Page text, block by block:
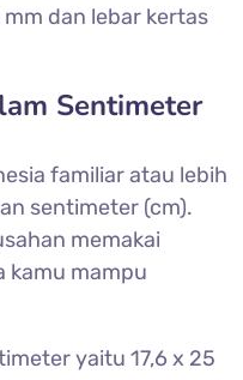
dan lebar kertas
Sentimeter
familiar atau lebih
sentimeter (cm).
memakai
kamu mampu
yaitu 17,6 x 25